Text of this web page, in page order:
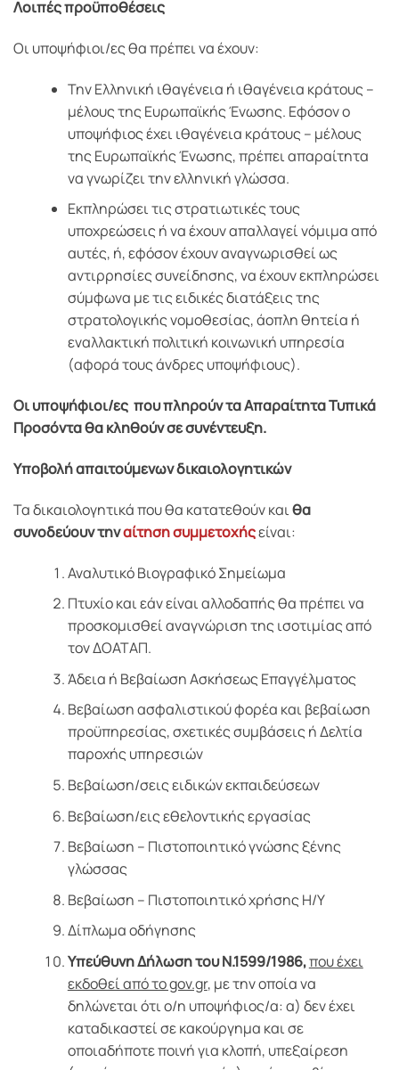
Λοιπές προϋποθέσεις
Οι υποψήφιοι/ες θα πρέπει να έχουν:
Την Ελληνική ιθαγένεια ή ιθαγένεια κράτους –
μέλους της Ευρωπαϊκής Ένωσης. Εφόσον ο
υποψήφιος έχει ιθαγένεια κράτους – μέλους
της Ευρωπαϊκής Ένωσης, πρέπει απαραίτητα
να γνωρίζει την ελληνική γλώσσα.
Εκπληρώσει τις στρατιωτικές τους
υποχρεώσεις ή να έχουν απαλλαγεί νόμιμα από
αυτές, ή, εφόσον έχουν αναγνωρισθεί ως
αντιρρησίες συνείδησης, να έχουν εκπληρώσει
σύμφωνα με τις ειδικές διατάξεις της
στρατολογικής νομοθεσίας, άοπλη θητεία ή
εναλλακτική πολιτική κοινωνική υπηρεσία
(αφορά τους άνδρες υποψήφιους).
Οι υποψήφιοι/ες που πληρούν τα Απαραίτητα Τυπικά
Προσόντα θα κληθούν σε συνέντευξη.
Υποβολή απαιτούμενων δικαιολογητικών
Τα δικαιολογητικά που θα κατατεθούν καιθα
συνοδεύουν τηναίτηση συμμετοχήςείναι:
Αναλυτικό Βιογραφικό Σημείωμα
Πτυχίο και εάν είναι αλλοδαπής θα πρέπει να
προσκομισθεί αναγνώριση της ισοτιμίας από
τον ΔΟΑΤΑΠ.
Άδεια ή Βεβαίωση Ασκήσεως Επαγγέλματος
Βεβαίωση ασφαλιστικού φορέα και βεβαίωση
προϋπηρεσίας, σχετικές συμβάσεις ή Δελτία
παροχής υπηρεσιών
Βεβαίωση/σεις ειδικών εκπαιδεύσεων
Βεβαίωση/εις εθελοντικής εργασίας
Βεβαίωση – Πιστοποιητικό γνώσης ξένης
γλώσσας
Βεβαίωση – Πιστοποιητικό χρήσης Η/Υ
Δίπλωμα οδήγησης
Υπεύθυνη Δήλωση του Ν.1599/1986,που έχει
εκδοθεί από το gov.gr, με την οποία να
δηλώνεται ότι ο/η υποψήφιος/α: α) δεν έχει
καταδικαστεί σε κακούργημα και σε
οποιαδήποτε ποινή για κλοπή, υπεξαίρεση